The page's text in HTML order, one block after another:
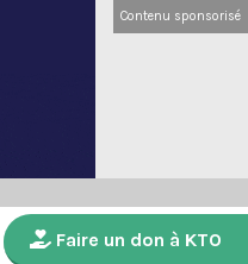
Contenu sponsorisé
Faire un don à KTO